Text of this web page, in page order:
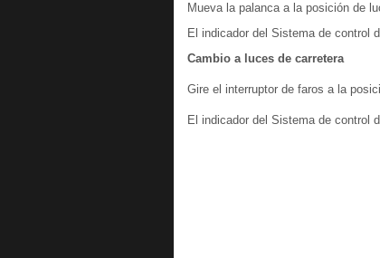
Mueva la palanca a la posición de
El indicador del Sistema de control
Cambio a luces de carretera
Gire el interruptor de faros a la
El indicador del Sistema de control